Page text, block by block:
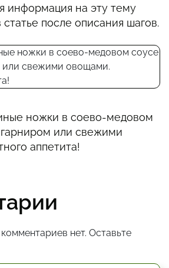
информация на эту тему
статье после описания шагов.
ножки в соево-медовом
или свежими
аппетита!
нет. Оставьте